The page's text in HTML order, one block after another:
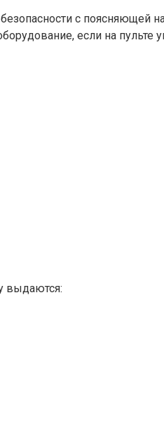
с поясняющей
если на пульте
выдаются: